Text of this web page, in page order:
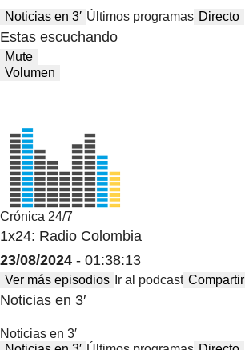
Noticias en 3′ Últimos programas Directo
Estas escuchando
Mute
Volumen
Crónica 24/7
1x24: Radio Colombia
23/08/2024 - 01:38:13
Ver más episodios Ir al podcast Compartir
Noticias en 3′
Noticias en 3′